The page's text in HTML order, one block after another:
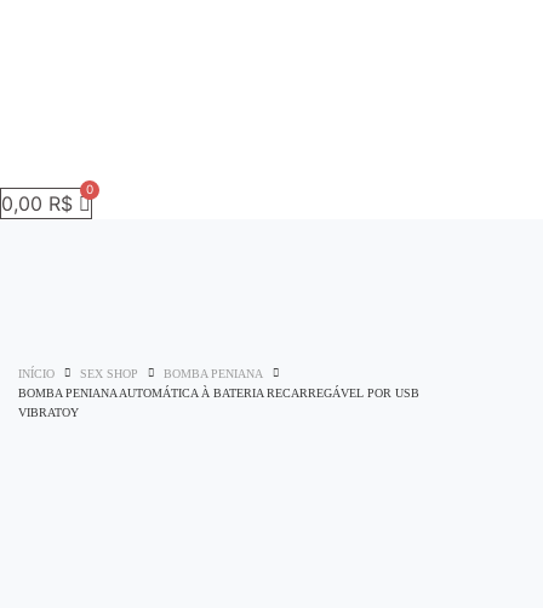
0,00 R$
INÍCIO SEX SHOP
BOMBA PENIANA
BOMBA PENIANA AUTOMÁTICA À BATERIA RECARREGÁVEL POR USB
VIBRATOY